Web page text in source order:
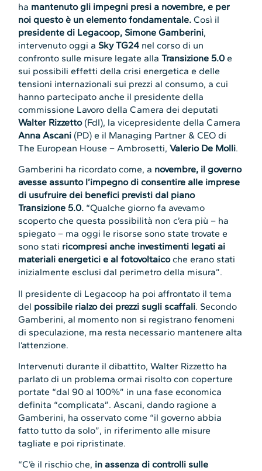
ha mantenuto gli impegni presi a novembre, e per
noi questo è un elemento fondamentale. Così il
presidente di Legacoop, Simone Gamberini,
intervenuto oggi a Sky TG24 nel corso di un
confronto sulle misure legate allaTransizione 5.0e
sui possibili effetti della crisi energetica e delle
tensioni internazionali sui prezzi al consumo, a cui
hanno partecipato anche il presidente della
commissione Lavoro della Camera dei deputati
Walter Rizzetto (FdI), la vicepresidente della Camera
Anna Ascani (PD) e il Managing Partner & CEO di
The European House – Ambrosetti,Valerio De Molli.
Gamberini ha ricordato come, a novembre, il governo
avesse assunto l’impegno di consentire alle imprese
di usufruire dei benefici previsti dal piano
Transizione 5.0. “Qualche giorno fa avevamo
scoperto che questa possibilità non c’era più – ha
spiegato – ma oggi le risorse sono state trovate e
sono stati ricompresi anche investimenti legati ai
materiali energetici e al fotovoltaicoche erano stati
inizialmente esclusi dal perimetro della misura”.
Il presidente di Legacoop ha poi affrontato il tema
del possibile rialzo dei prezzi sugli scaffali. Secondo
Gamberini, al momento non si registrano fenomeni
di speculazione, ma resta necessario mantenere alta
l’attenzione.
Intervenuti durante il dibattito, Walter Rizzetto ha
parlato di un problema ormai risolto con coperture
portate “dal 90 al 100%” in una fase economica
definita “complicata”. Ascani, dando ragione a
Gamberini, ha osservato come “il governo abbia
fatto tutto da solo”, in riferimento alle misure
tagliate e poi ripristinate.
“C’è il rischio che, in assenza di controlli sulle